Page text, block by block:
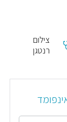
צילום
רנטגן